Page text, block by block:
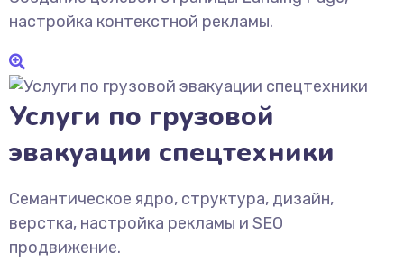
настройка контекстной рекламы.
Услуги по грузовой
эвакуации спецтехники
Семантическое ядро, структура, дизайн,
верстка, настройка рекламы и SEO
продвижение.